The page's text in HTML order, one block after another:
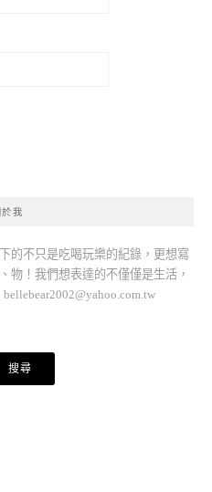
於我
的不只是吃喝玩樂的紀錄，更想寫
物！我們想表達的不僅僅是生活，
bellebear2002@yahoo.com.tw